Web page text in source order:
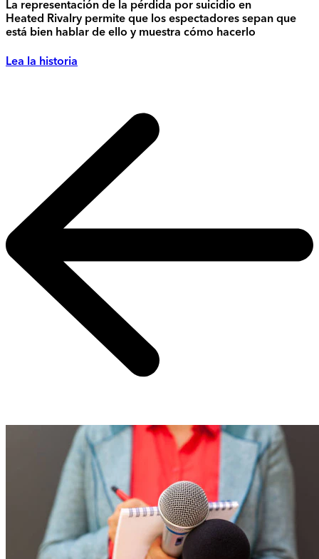
La representación de la pérdida por suicidio en
Heated Rivalry permite que los espectadores sepan que
está bien hablar de ello y muestra cómo hacerlo
Lea la historia